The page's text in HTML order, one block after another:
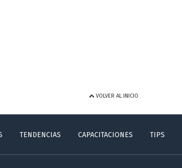
VOLVER AL INICIO
TENDENCIAS CAPACITACIONES TIPS